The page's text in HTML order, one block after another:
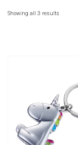
Showing all 3 results